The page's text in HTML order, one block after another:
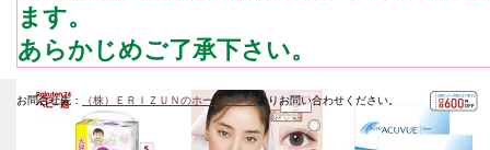
ます。
あらかじめご了承下さい。
お問合せ先： （株）ＥＲＩＺＵＮのホームページよりお問い合わせください。